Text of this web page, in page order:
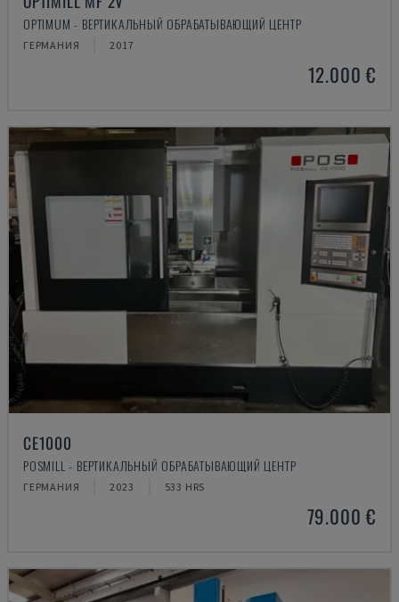
OPTIMUM - ВЕРТИКАЛЬНЫЙ ОБРАБАТЫВАЮЩИЙ ЦЕНТР
ГЕРМАНИЯ 2017
12.000 €
CE1000
POSMILL - ВЕРТИКАЛЬНЫЙ ОБРАБАТЫВАЮЩИЙ ЦЕНТР
ГЕРМАНИЯ 2023 533 HRS
79.000 €